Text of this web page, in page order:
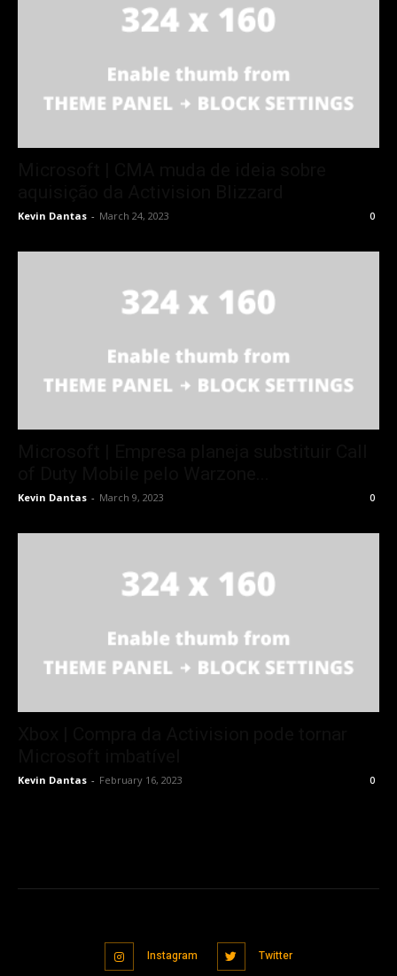
Kevin Dantas - March 24, 2023 0
Kevin Dantas - March 9, 2023 0
Kevin Dantas - February 16, 2023 0
Instagram Twitter